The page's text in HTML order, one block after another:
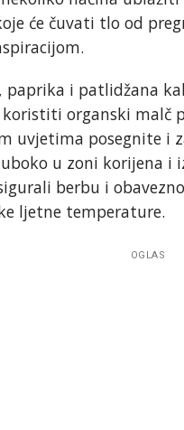
će čuvati tlo od
paprika i patlidžana
organski malč
uvjetima posegnite i
u zoni korijena i
berbu i
ljetne temperature.
OGLAS